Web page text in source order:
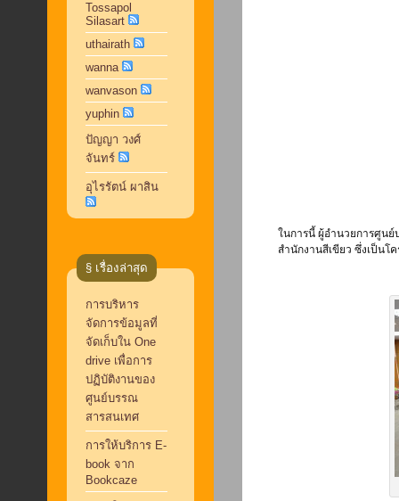
Tossapol
Silasart
uthairath
wanna
wanvason
yuphin
ปัญญา วงศ์
จันทร์
อุไรรัตน์ ผาสิน
§ เรื่องล่าสุด
การบริหาร
จัดการข้อมูลที่
จัดเก็บใน One
drive เพื่อการ
ปฏิบัติงานของ
ศูนย์บรรณ
สารสนเทศ
การให้บริการ E-
book จาก
Bookcaze
ในการนี้ ผู้อำนวยการศูน
สำนักงานสีเขียว ซึ่งเป็นโ